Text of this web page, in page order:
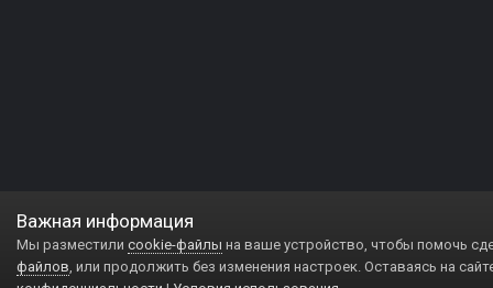
Важная информация
Мы разместили cookie-файлы на ваше устройство, чтобы помочь
файлов, или продолжить без изменения настроек. Оставаясь на